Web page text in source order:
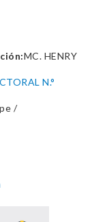
MC. HENRY
N.°
/